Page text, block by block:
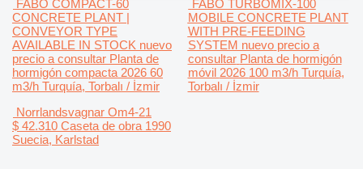
FABO COMPACT-60
CONCRETE PLANT |
CONVEYOR TYPE
AVAILABLE IN STOCK nuevo
precio a consultar Planta de
hormigón compacta 2026 60
m3/h Turquía, Torbalı / İzmir
FABO TURBOMIX-100
MOBILE CONCRETE PLANT
WITH PRE-FEEDING
SYSTEM nuevo precio a
consultar Planta de hormigón
móvil 2026 100 m3/h Turquía,
Torbalı / İzmir
Norrlandsvagnar Om4-21
$ 42.310 Caseta de obra 1990
Suecia, Karlstad